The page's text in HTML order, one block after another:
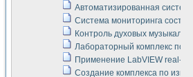
Автоматизированная
Система мониторинга
Контроль духовых
Лабораторный комплекс по
Применение LabVIEW real-
Создание комплекса по